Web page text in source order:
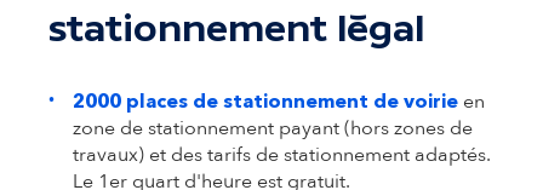
stationnement légal
2000 places de stationnement de voirie en
zone de stationnement payant (hors zones de
travaux) et des tarifs de stationnement adaptés.
Le 1er quart d'heure est gratuit.